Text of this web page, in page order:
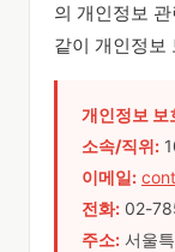
의 개인정보
같이 개인정보
개인정보 보
소속/직위:
이메일:
전화: 02-
주소: 서울